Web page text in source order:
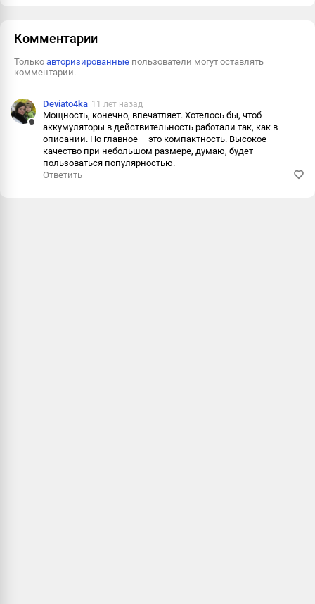
Комментарии
Только авторизированные пользователи могут оставлять
комментарии.
Deviato4ka 11 лет назад
Мощность, конечно, впечатляет. Хотелось бы, чтоб
аккумуляторы в действительность работали так, как в
описании. Но главное – это компактность. Высокое
качество при небольшом размере, думаю, будет
пользоваться популярностью.
Ответить
Ответить